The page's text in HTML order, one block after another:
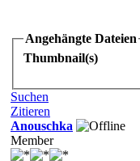
Angehängte Dateien
Thumbnail(s)
Suchen
Zitieren
Anouschka
Member